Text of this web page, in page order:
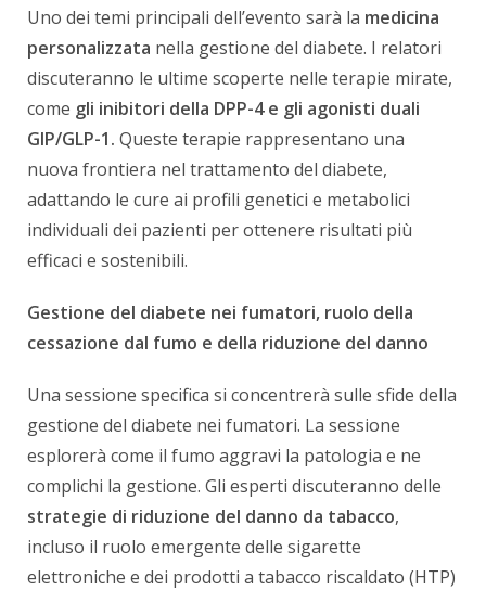
Uno dei temi principali dell’evento sarà la medicina
personalizzata nella gestione del diabete. I relatori
discuteranno le ultime scoperte nelle terapie mirate,
come gli inibitori della DPP-4 e gli agonisti duali
GIP/GLP-1. Queste terapie rappresentano una
nuova frontiera nel trattamento del diabete,
adattando le cure ai profili genetici e metabolici
individuali dei pazienti per ottenere risultati più
efficaci e sostenibili.
Gestione del diabete nei fumatori, ruolo della
cessazione dal fumo e della riduzione del danno
Una sessione specifica si concentrerà sulle sfide della
gestione del diabete nei fumatori. La sessione
esplorerà come il fumo aggravi la patologia e ne
complichi la gestione. Gli esperti discuteranno delle
strategie di riduzione del danno da tabacco,
incluso il ruolo emergente delle sigarette
elettroniche e dei prodotti a tabacco riscaldato (HTP)